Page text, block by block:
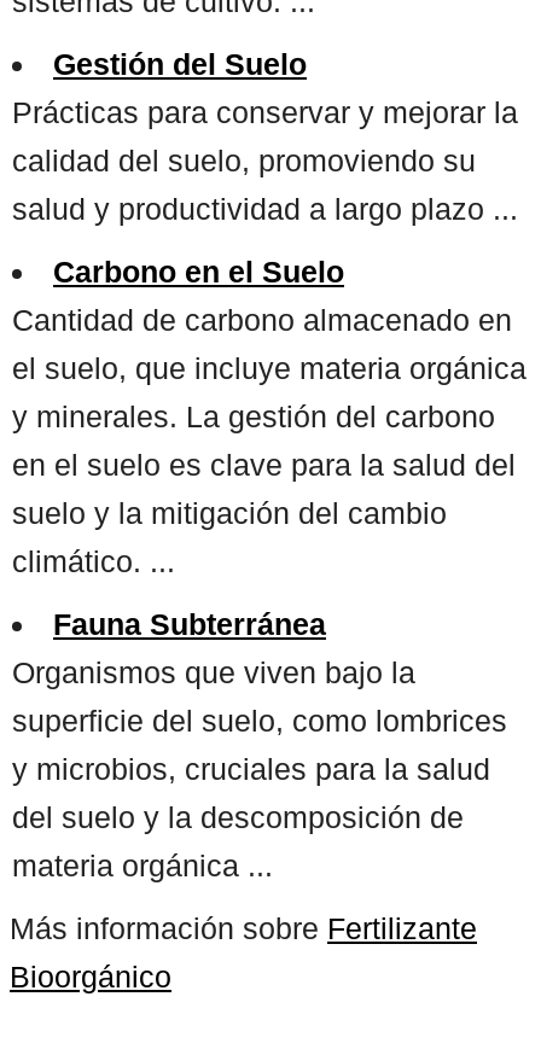
Gestión del Suelo
Prácticas para conservar y mejorar la
calidad del suelo, promoviendo su
salud y productividad a largo plazo ...
Carbono en el Suelo
Cantidad de carbono almacenado en
el suelo, que incluye materia orgánica
y minerales. La gestión del carbono
en el suelo es clave para la salud del
suelo y la mitigación del cambio
climático. ...
Fauna Subterránea
Organismos que viven bajo la
superficie del suelo, como lombrices
y microbios, cruciales para la salud
del suelo y la descomposición de
materia orgánica ...
Más información sobre Fertilizante
Bioorgánico